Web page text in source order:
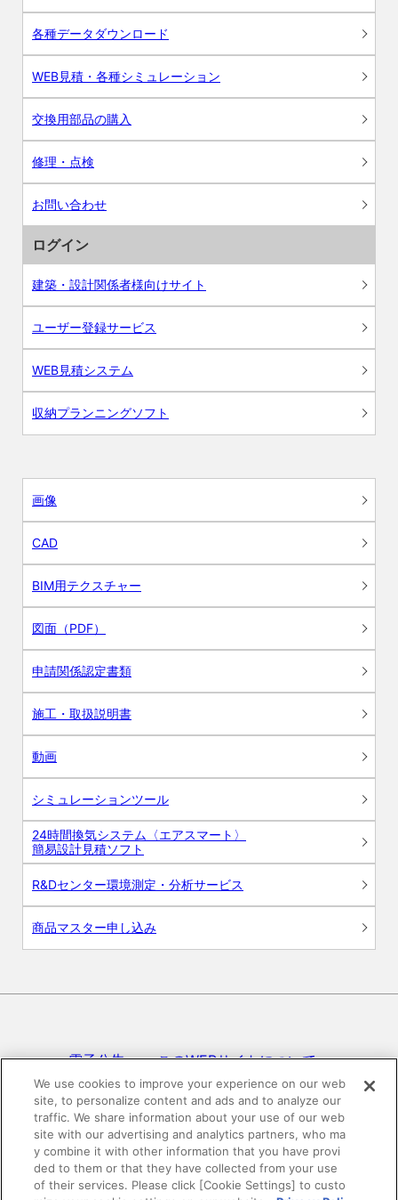
各種データダウンロード
WEB見積・各種シミュレーション
交換用部品の購入
修理・点検
お問い合わせ
ログイン
建築・設計関係者様向けサイト
ユーザー登録サービス
WEB見積システム
収納プランニングソフト
画像
CAD
BIM用テクスチャー
図面（PDF）
申請関係認定書類
施工・取扱説明書
動画
シミュレーションツール
24時間換気システム〈エアスマート〉
簡易設計見積ソフト
R&Dセンター環境測定・分析サービス
商品マスター申し込み
電子公告 このWEBサイトについて
プライバシーポリシー
SNSコミュニティガイドライン サイトマップ
We use cookies to improve your experience on our web
site, to personalize content and ads and to analyze our
traffic. We share information about your use of our web
site with our advertising and analytics partners, who ma
y combine it with other information that you have provi
ded to them or that they have collected from your use
of their services. Please click [Cookie Settings] to custo